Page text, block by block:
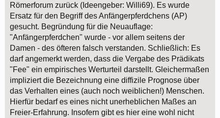
Römerforum zurück (Ideengeber: Willi69). Es wurde
Ersatz für den Begriff des Anfängerpferdchens (AP)
gesucht. Begründung für die Neuauflage:
"Anfängerpferdchen" wurde - vor allem seitens der
Damen - des öfteren falsch verstanden. Schließlich: Es
darf angemerkt werden, dass die Vergabe des Prädikats
"Fee" ein empirisches Werturteil darstellt. Gleichermaßen
impliziert die Bezeichnung eine diffizile Prognose über
das Verhalten eines (auch noch weiblichen!) Menschen.
Hierfür bedarf es eines nicht unerheblichen Maßes an
Freier-Erfahrung. Insofern gibt es hier eine wohl nicht